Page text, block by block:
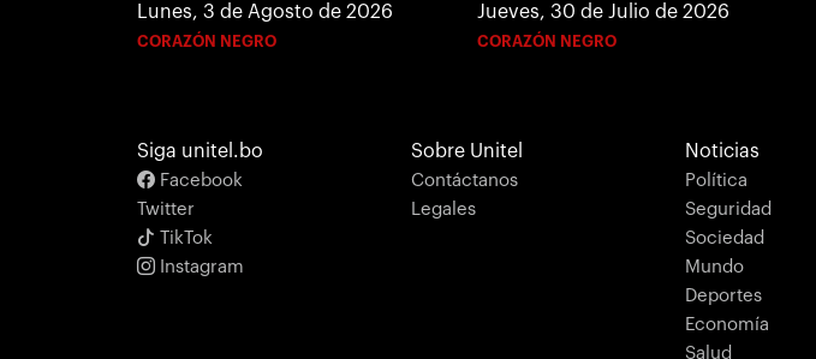
Lunes, 3 de Agosto de 2026
CORAZÓN NEGRO
Jueves, 30 de Julio de 2026
CORAZÓN NEGRO
Siga unitel.bo
Facebook
Twitter
TikTok
Instagram
Sobre Unitel
Contáctanos
Legales
Noticias
Política
Seguridad
Sociedad
Mundo
Deportes
Economía
Salud